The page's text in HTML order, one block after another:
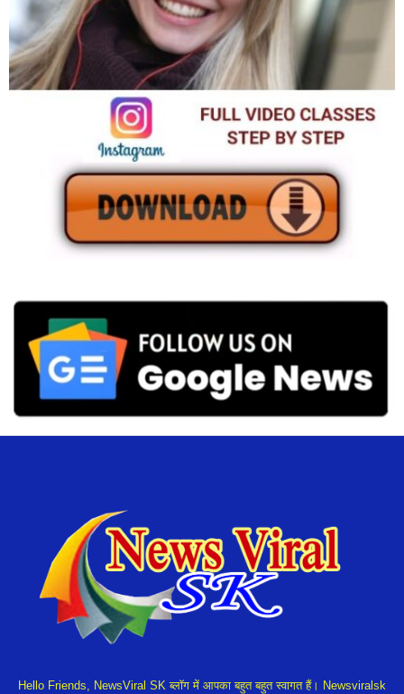
Hello Friends, NewsViral SK ब्लॉग में आपका बहुत बहुत स्वागत हैं। Newsviralsk